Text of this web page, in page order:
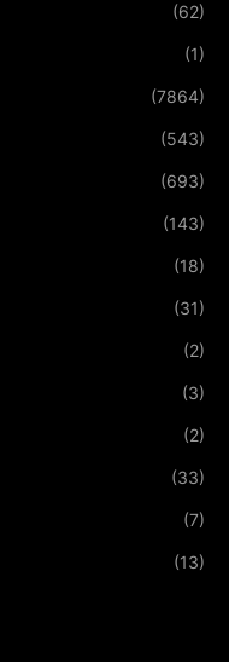
(62)
(1)
(7864)
(543)
(693)
(143)
(18)
(31)
(2)
(3)
(2)
(33)
(7)
(13)